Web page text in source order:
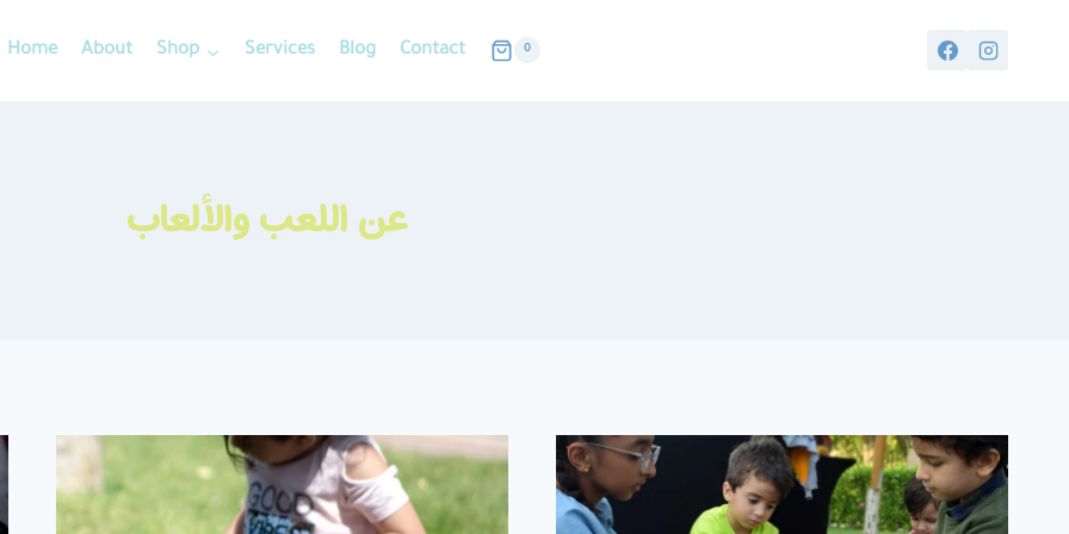
Home About Shop Services Blog Contact 0
عن اللعب والألعاب